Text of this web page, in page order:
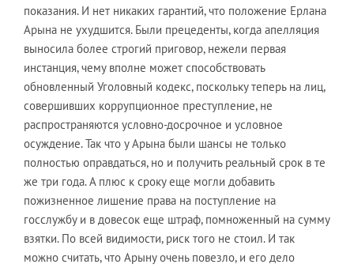
показания. И нет никаких гарантий, что положение Ерлана
Арына не ухудшится. Были прецеденты, когда апелляция
выносила более строгий приговор, нежели первая
инстанция, чему вполне может способствовать
обновленный Уголовный кодекс, поскольку теперь на лиц,
совершивших коррупционное преступление, не
распространяются условно-досрочное и условное
осуждение. Так что у Арына были шансы не только
полностью оправдаться, но и получить реальный срок в те
же три года. А плюс к сроку еще могли добавить
пожизненное лишение права на поступление на
госслужбу и в довесок еще штраф, помноженный на сумму
взятки. По всей видимости, риск того не стоил. И так
можно считать, что Арыну очень повезло, и его дело